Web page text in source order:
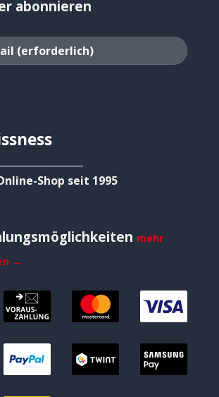
abonnieren
Shop seit 1995
mehr
→